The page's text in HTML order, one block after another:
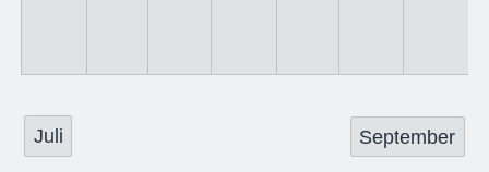
Juli September